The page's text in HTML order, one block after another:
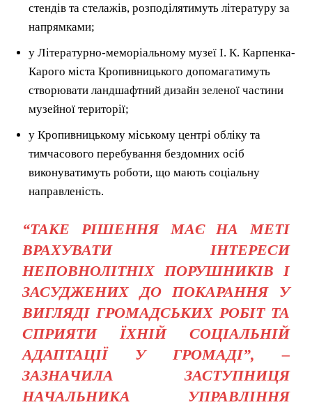
стендів та стелажів, розподілятимуть літературу за
напрямками;
у Літературно-меморіальному музеї І. К. Карпенка-
Карого міста Кропивницького допомагатимуть
створювати ландшафтний дизайн зеленої частини
музейної території;
у Кропивницькому міському центрі обліку та
тимчасового перебування бездомних осіб
виконуватимуть роботи, що мають соціальну
направленість.
“ТАКЕ РІШЕННЯ МАЄ НА МЕТІ
ВРАХУВАТИ ІНТЕРЕСИ
НЕПОВНОЛІТНІХ ПОРУШНИКІВ І
ЗАСУДЖЕНИХ ДО ПОКАРАННЯ У
ВИГЛЯДІ ГРОМАДСЬКИХ РОБІТ ТА
СПРИЯТИ ЇХНІЙ СОЦІАЛЬНІЙ
АДАПТАЦІЇ У ГРОМАДІ”, –
ЗАЗНАЧИЛА ЗАСТУПНИЦЯ
НАЧАЛЬНИКА УПРАВЛІННЯ